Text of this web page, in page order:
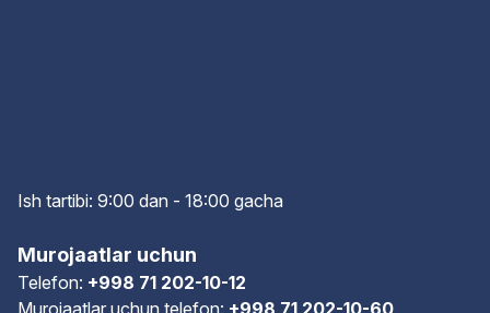
Ish tartibi: 9:00 dan - 18:00 gacha
Murojaatlar uchun
Telefon: +998 71 202-10-12
Murojaatlar uchun telefon: +998 71 202-10-60